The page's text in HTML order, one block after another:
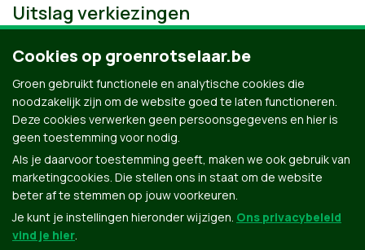
Uitslag verkiezingen
Cookies op groenrotselaar.be
Groen gebruikt functionele en analytische cookies die
noodzakelijk zijn om de website goed te laten functioneren.
Deze cookies verwerken geen persoonsgegevens en hier is
geen toestemming voor nodig.
Als je daarvoor toestemming geeft, maken we ook gebruik van
marketingcookies. Die stellen ons in staat om de website
beter af te stemmen op jouw voorkeuren.
Je kunt je instellingen hieronder wijzigen. Ons privacybeleid
vind je hier.